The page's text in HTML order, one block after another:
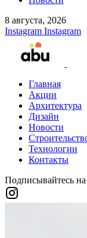
8 августа, 2026
Instagram Instagram
Главная
Акции
Архитектура
Дизайн
Новости
Технологии
Контакты
Подписывайтесь на